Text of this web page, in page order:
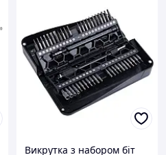
Викрутка з набором біт